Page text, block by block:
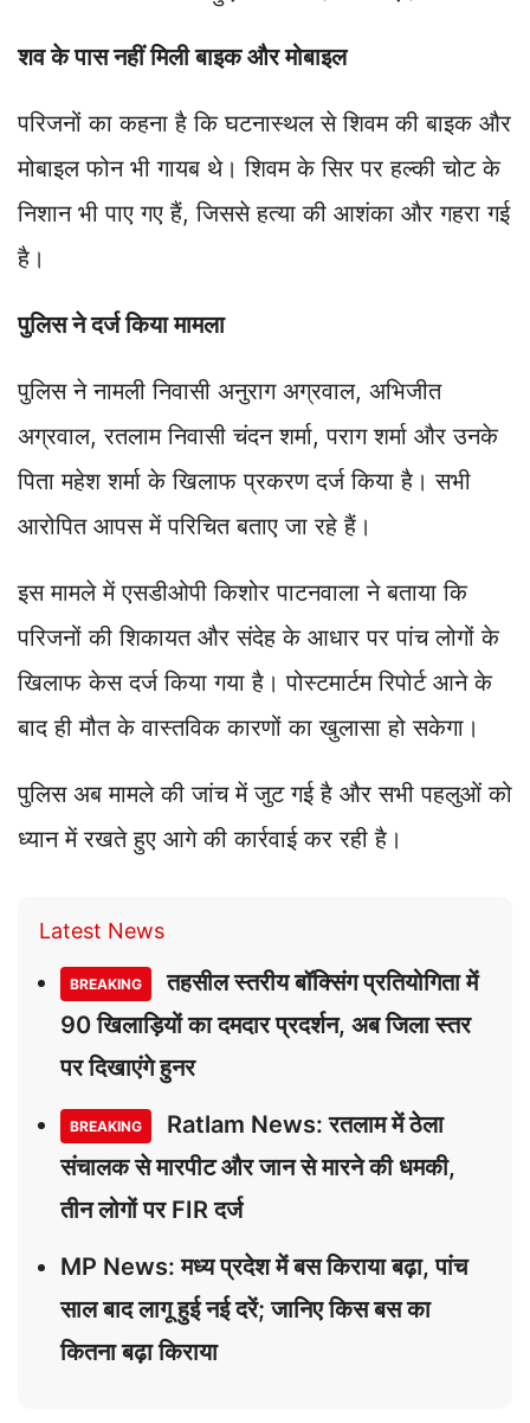
शव के पास नहीं मिली बाइक और मोबाइल
परिजनों का कहना है कि घटनास्थल से शिवम की बाइक और
मोबाइल फोन भी गायब थे। शिवम के सिर पर हल्की चोट के
निशान भी पाए गए हैं, जिससे हत्या की आशंका और गहरा गई
है।
पुलिस ने दर्ज किया मामला
पुलिस ने नामली निवासी अनुराग अग्रवाल, अभिजीत
अग्रवाल, रतलाम निवासी चंदन शर्मा, पराग शर्मा और उनके
पिता महेश शर्मा के खिलाफ प्रकरण दर्ज किया है। सभी
आरोपित आपस में परिचित बताए जा रहे हैं।
इस मामले में एसडीओपी किशोर पाटनवाला ने बताया कि
परिजनों की शिकायत और संदेह के आधार पर पांच लोगों के
खिलाफ केस दर्ज किया गया है। पोस्टमार्टम रिपोर्ट आने के
बाद ही मौत के वास्तविक कारणों का खुलासा हो सकेगा।
पुलिस अब मामले की जांच में जुट गई है और सभी पहलुओं को
ध्यान में रखते हुए आगे की कार्रवाई कर रही है।
Latest News
BREAKING
तहसील स्तरीय बॉक्सिंग प्रतियोगिता में
90 खिलाड़ियों का दमदार प्रदर्शन, अब जिला स्तर
पर दिखाएंगे हुनर
BREAKING
Ratlam News: रतलाम में ठेला
संचालक से मारपीट और जान से मारने की धमकी,
तीन लोगों पर FIR दर्ज
MP News: मध्य प्रदेश में बस किराया बढ़ा, पांच
साल बाद लागू हुई नई दरें; जानिए किस बस का
कितना बढ़ा किराया